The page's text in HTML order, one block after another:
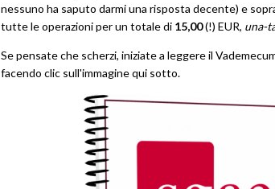
nessuno ha saputo darmi una risposta decente) e
tutte le operazioni per un totale di 15,00(!) EUR, una-
Se pensate che scherzi, iniziate a leggere il
facendo clic sull'immagine qui sotto.